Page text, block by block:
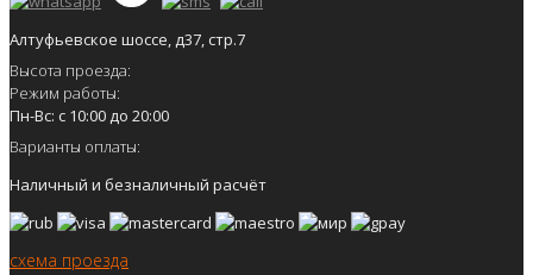
Алтуфьевское шоссе, д37, стр.7
Высота проезда:
Режим работы:
Пн-Вс: с 10:00 до 20:00
Варианты оплаты:
Наличный и безналичный расчёт
схема проезда